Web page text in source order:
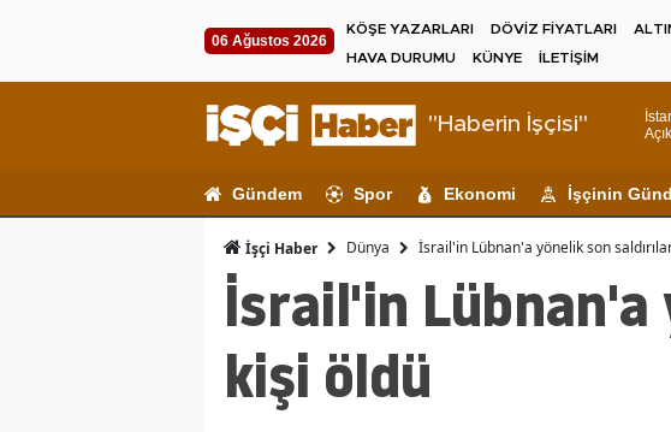
06 Ağustos 2026
KÖŞE YAZARLARI DÖVİZ FİYATLARI
HAVA DURUMU
KÜNYE İLETİŞİM
"Haberin İşçisi"
Açık
Gündem Spor Ekonomi İşçinin
İşçi Haber Dünya İsrail'in Lübnan'a yönelik son
İsrail'in Lübnan'a
kişi öldü